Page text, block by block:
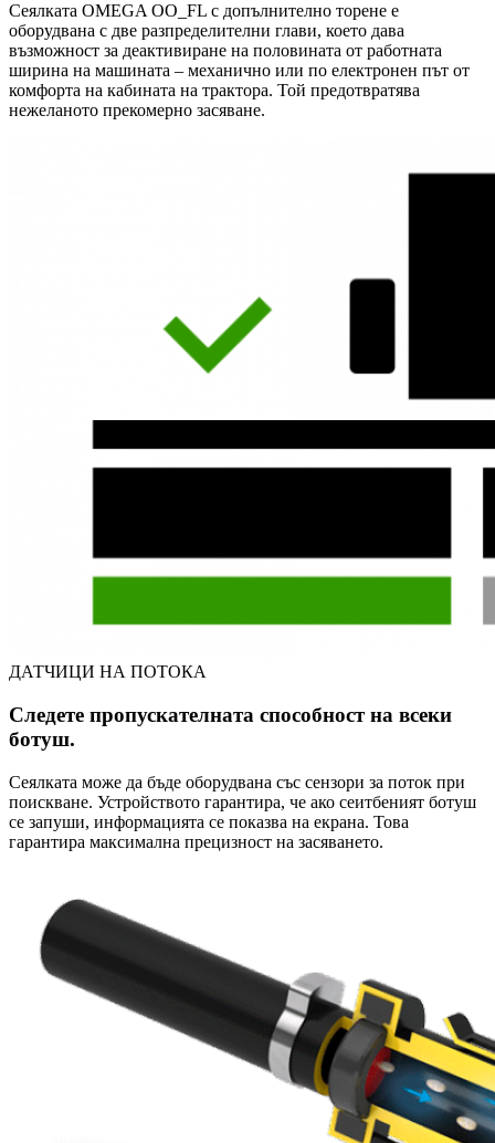
Сеялката OMEGA OO_FL с допълнително торене е
оборудвана с две разпределителни глави, което дава
възможност за деактивиране на половината от работната
ширина на машината – механично или по електронен път от
комфорта на кабината на трактора. Той предотвратява
нежеланото прекомерно засяване.
ДАТЧИЦИ НА ПОТОКА
Следете пропускателната способност на всеки
ботуш.
Сеялката може да бъде оборудвана със сензори за поток при
поискване. Устройството гарантира, че ако сеитбеният ботуш
се запуши, информацията се показва на екрана. Това
гарантира максимална прецизност на засяването.